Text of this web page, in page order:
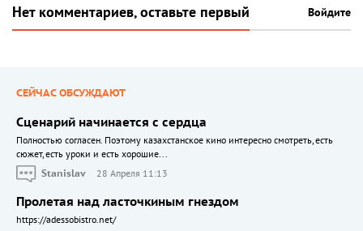
Нет комментариев, оставьте первый Войдите
СЕЙЧАС ОБСУЖДАЮТ
Сценарий начинается с сердца
Полностью согласен. Поэтому казахстанское кино интересно смотреть, есть
сюжет, есть уроки и есть хорошие...
Stanislav
28 Апреля 11:13
Пролетая над ласточкиным гнездом
https://adessobistro.net/